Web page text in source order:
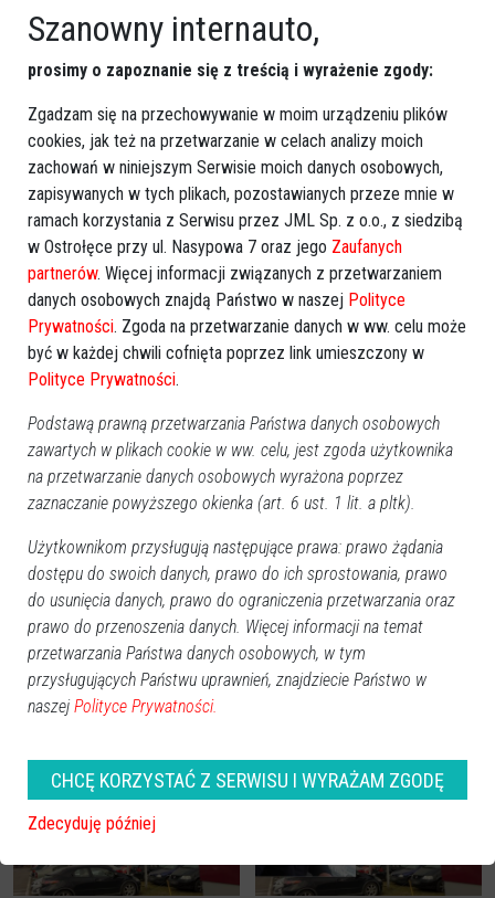
Więcej o:Pekpol , Ostrołęka , afera korupcyjna
Zobacz również
Szanowny internauto,
prosimy o zapoznanie się z treścią i wyrażenie zgody:
Zgadzam się na przechowywanie w moim urządzeniu plików
cookies, jak też na przetwarzanie w celach analizy moich
zachowań w niniejszym Serwisie moich danych osobowych,
zapisywanych w tych plikach, pozostawianych przeze mnie w
ramach korzystania z Serwisu przez JML Sp. z o.o., z siedzibą
w Ostrołęce przy ul. Nasypowa 7 oraz jego Zaufanych
partnerów. Więcej informacji związanych z przetwarzaniem
danych osobowych znajdą Państwo w naszej Polityce
Prywatności. Zgoda na przetwarzanie danych w ww. celu może
być w każdej chwili cofnięta poprzez link umieszczony w
Polityce Prywatności.
Podstawą prawną przetwarzania Państwa danych osobowych
zawartych w plikach cookie w ww. celu, jest zgoda użytkownika
na przetwarzanie danych osobowych wyrażona poprzez
zaznaczanie powyższego okienka (art. 6 ust. 1 lit. a pltk).
Użytkownikom przysługują następujące prawa: prawo żądania
dostępu do swoich danych, prawo do ich sprostowania, prawo
do usunięcia danych, prawo do ograniczenia przetwarzania oraz
prawo do przenoszenia danych. Więcej informacji na temat
przetwarzania Państwa danych osobowych, w tym
przysługujących Państwu uprawnień, znajdziecie Państwo w
naszej Polityce Prywatności.
CHCĘ KORZYSTAĆ Z SERWISU I WYRAŻAM ZGODĘ
Zdecyduję później